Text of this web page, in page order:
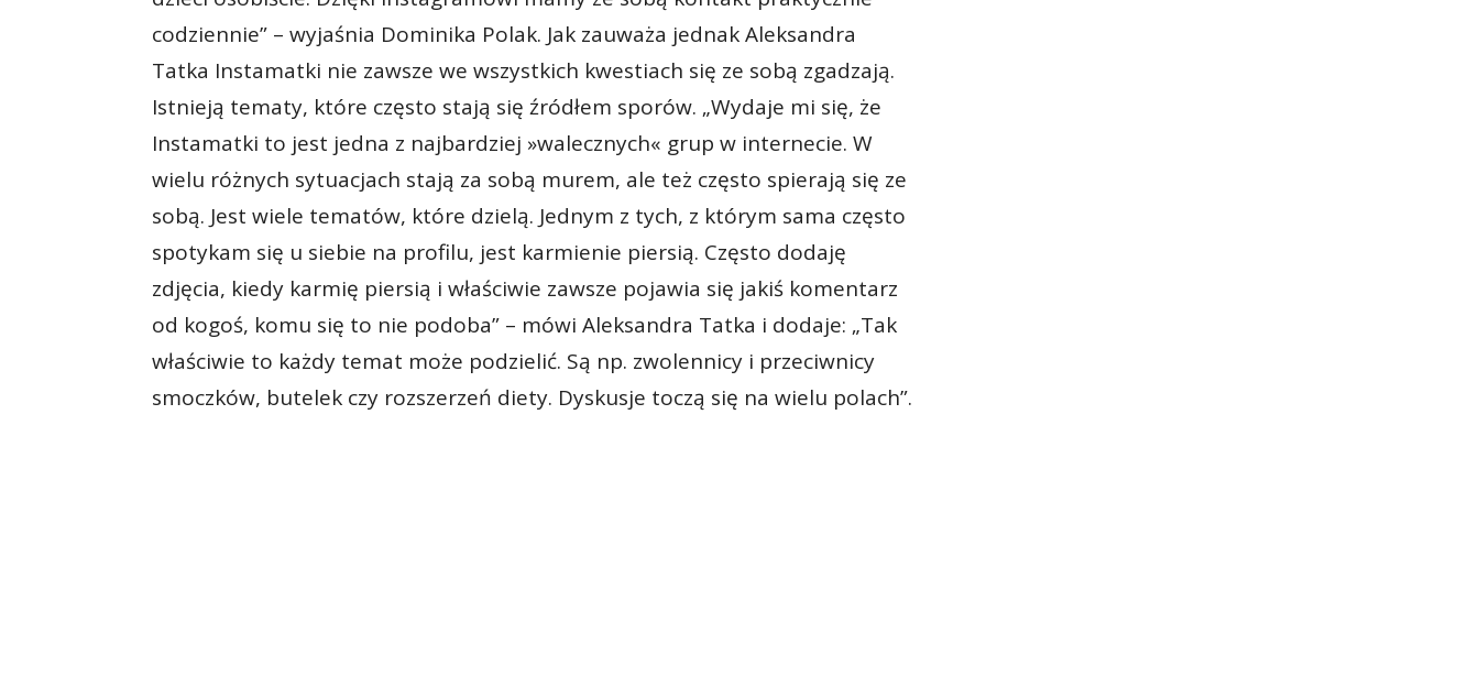
codziennie” – wyjaśnia Dominika Polak. Jak zauważa jednak Aleksandra
Tatka Instamatki nie zawsze we wszystkich kwestiach się ze sobą zgadzają.
Istnieją tematy, które często stają się źródłem sporów. „Wydaje mi się, że
Instamatki to jest jedna z najbardziej »walecznych« grup w internecie. W
wielu różnych sytuacjach stają za sobą murem, ale też często spierają się ze
sobą. Jest wiele tematów, które dzielą. Jednym z tych, z którym sama często
spotykam się u siebie na profilu, jest karmienie piersią. Często dodaję
zdjęcia, kiedy karmię piersią i właściwie zawsze pojawia się jakiś komentarz
od kogoś, komu się to nie podoba” – mówi Aleksandra Tatka i dodaje: „Tak
właściwie to każdy temat może podzielić. Są np. zwolennicy i przeciwnicy
smoczków, butelek czy rozszerzeń diety. Dyskusje toczą się na wielu polach”.